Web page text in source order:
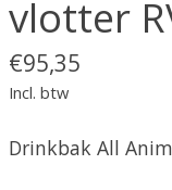
vlotter
€95,35
Incl. btw
Drinkbak All